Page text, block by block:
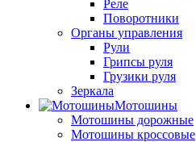
Реле
Поворотники
Органы управления
Рули
Грипсы руля
Грузики руля
Зеркала
Мотошины
Мотошины дорожные
Мотошины кроссовые